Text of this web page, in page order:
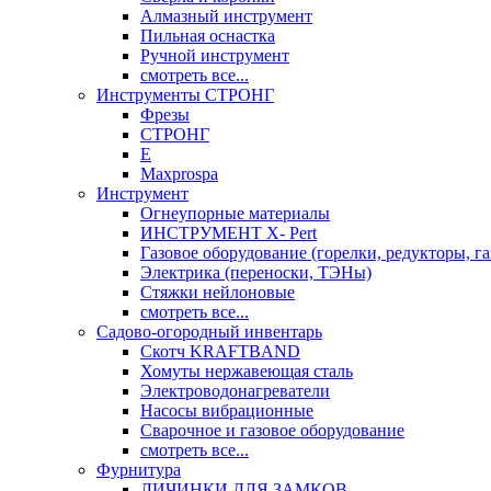
Алмазный инструмент
Пильная оснастка
Ручной инструмент
смотреть все...
Инструменты СТРОНГ
Фрезы
СТРОНГ
Е
Maxprospa
Инструмент
Огнеупорные материалы
ИНСТРУМЕНТ X- Pert
Газовое оборудование (горелки, редукторы,
Электрика (переноски, ТЭНы)
Стяжки нейлоновые
смотреть все...
Садово-огородный инвентарь
Скотч KRAFTBAND
Хомуты нержавеющая сталь
Электроводонагреватели
Насосы вибрационные
Сварочное и газовое оборудование
смотреть все...
Фурнитура